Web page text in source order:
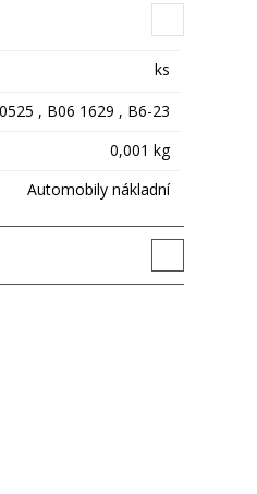
ks
, B06 1629 , B6-23
0,001 kg
Automobily nákladní